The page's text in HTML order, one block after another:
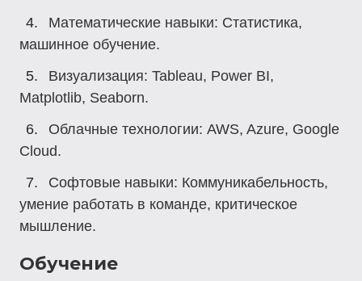
Математические навыки: Статистика,
машинное обучение.
Визуализация: Tableau, Power BI,
Matplotlib, Seaborn.
Облачные технологии: AWS, Azure, Google
Cloud.
Софтовые навыки: Коммуникабельность,
умение работать в команде, критическое
мышление.
Обучение